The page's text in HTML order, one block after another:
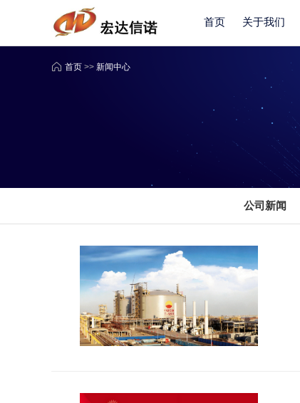
首页 关于我们
首页 >> 新闻中心
公司新闻